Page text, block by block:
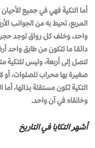
أما التكية فهي في جميع
المربع، تحيط به من الجوانب
واحد، وخلف كل رواق توجد
دائمًا ما تتكون من طابق واحد
لتصل إلى أربعة، وليس للتكية
صغيرة بها محراب للصلوات، أو
التكية تكون مستقلة بذاتها،
وخانقاه في آن واحد.
أشهر التكايا في التاريخ